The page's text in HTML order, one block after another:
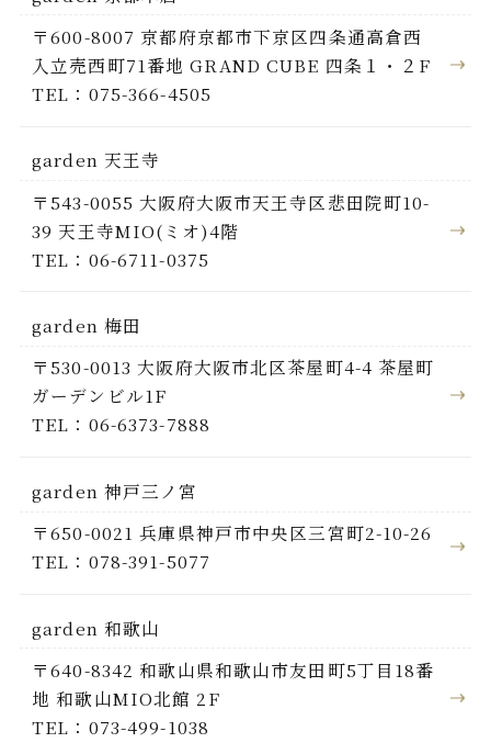
〒600-8007 京都府京都市下京区四条通高倉西
入立売西町71番地 GRAND CUBE 四条１・２F
TEL：075-366-4505
garden 天王寺
〒543-0055 大阪府大阪市天王寺区悲田院町10-
39 天王寺MIO(ミオ)4階
TEL：06-6711-0375
garden 梅田
〒530-0013 大阪府大阪市北区茶屋町4-4 茶屋町
ガーデンビル1F
TEL：06-6373-7888
garden 神戸三ノ宮
〒650-0021 兵庫県神戸市中央区三宮町2-10-26
TEL：078-391-5077
garden 和歌山
〒640-8342 和歌山県和歌山市友田町5丁目18番
地 和歌山MIO北館 2F
TEL：073-499-1038